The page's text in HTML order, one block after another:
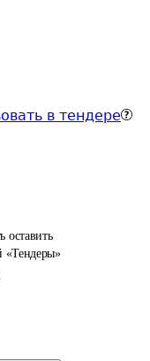
в тендере
оставить
«Тендеры»